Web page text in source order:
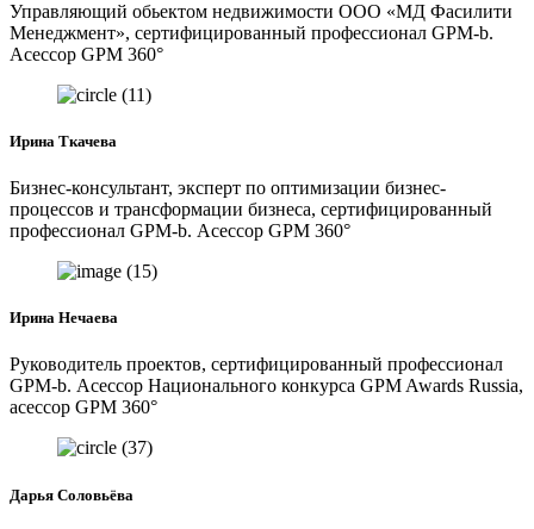
Управляющий обьектом недвижимости ООО «МД Фасилити
Менеджмент», сертифицированный профессионал GPM-b.
Асессор GPM 360°
Ирина Ткачева
Бизнес-консультант, эксперт по оптимизации бизнес-
процессов и трансформации бизнеса, сертифицированный
профессионал GPM-b. Асессор GPM 360°
Ирина Нечаева
Руководитель проектов, сертифицированный профессионал
GPM-b. Асессор Национального конкурса GPM Awards Russia,
асессор GPM 360°
Дарья Соловьёва